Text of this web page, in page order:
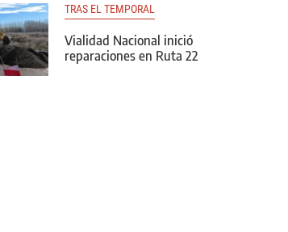
TRAS EL TEMPORAL
Vialidad Nacional inició
reparaciones en Ruta 22